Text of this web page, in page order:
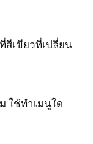
สีเขียวที่เปลี่ยน
ใช้ทำเมนูใด